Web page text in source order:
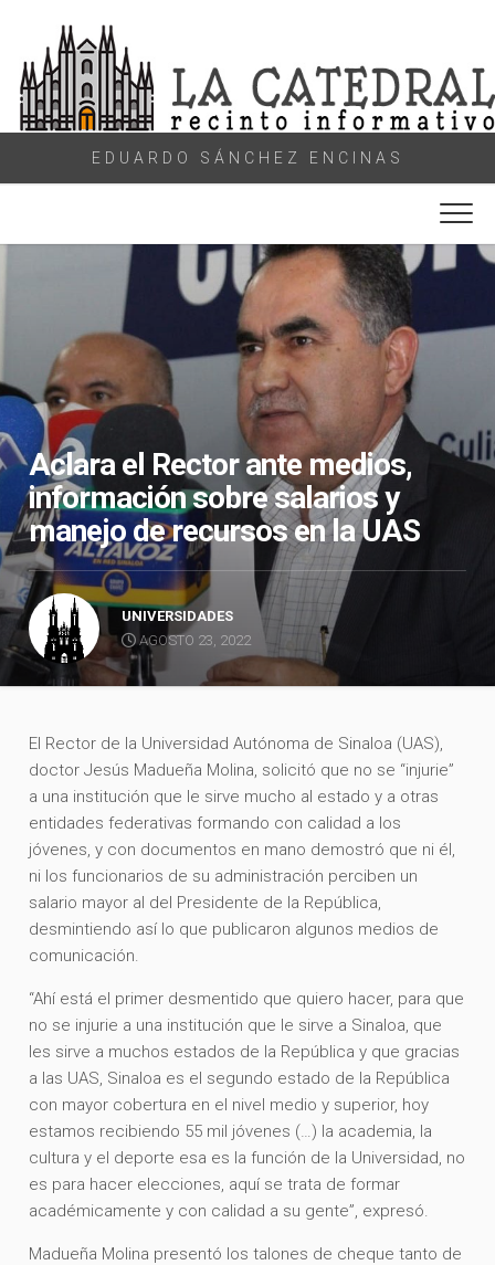
content
EDUARDO SÁNCHEZ ENCINAS
Aclara el Rector ante medios,
información sobre salarios y
manejo de recursos en la UAS
UNIVERSIDADES
AGOSTO 23, 2022
El Rector de la Universidad Autónoma de Sinaloa (UAS),
doctor Jesús Madueña Molina, solicitó que no se “injurie”
a una institución que le sirve mucho al estado y a otras
entidades federativas formando con calidad a los
jóvenes, y con documentos en mano demostró que ni él,
ni los funcionarios de su administración perciben un
salario mayor al del Presidente de la República,
desmintiendo así lo que publicaron algunos medios de
comunicación.
“Ahí está el primer desmentido que quiero hacer, para que
no se injurie a una institución que le sirve a Sinaloa, que
les sirve a muchos estados de la República y que gracias
a las UAS, Sinaloa es el segundo estado de la República
con mayor cobertura en el nivel medio y superior, hoy
estamos recibiendo 55 mil jóvenes (…) la academia, la
cultura y el deporte esa es la función de la Universidad, no
es para hacer elecciones, aquí se trata de formar
académicamente y con calidad a su gente”, expresó.
Madueña Molina presentó los talones de cheque tanto de